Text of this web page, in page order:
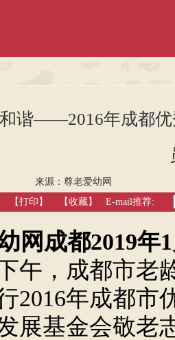
谐——2016年成都
来源： 尊老爱幼网
【打印 】 【收藏】 E-mail推荐:
网成都2019年
午，成都市老
2016年成都市
展基金会敬老